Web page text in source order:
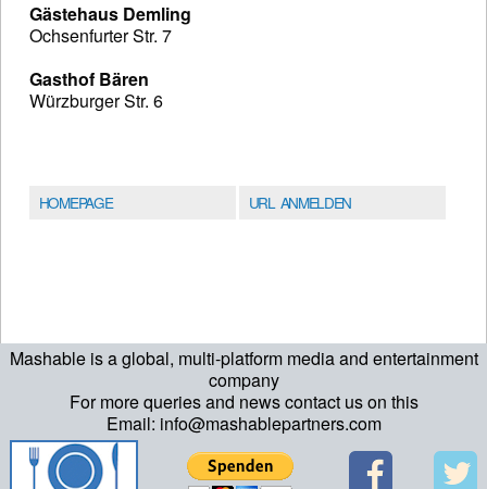
Mashable is a global, multi-platform media and entertainment
company
For more queries and news contact us on this
Email: info@mashablepartners.com
Gästehaus Demling
Ochsenfurter Str. 7
Gasthof Bären
Würzburger Str. 6
HOMEPAGE URL ANMELDEN